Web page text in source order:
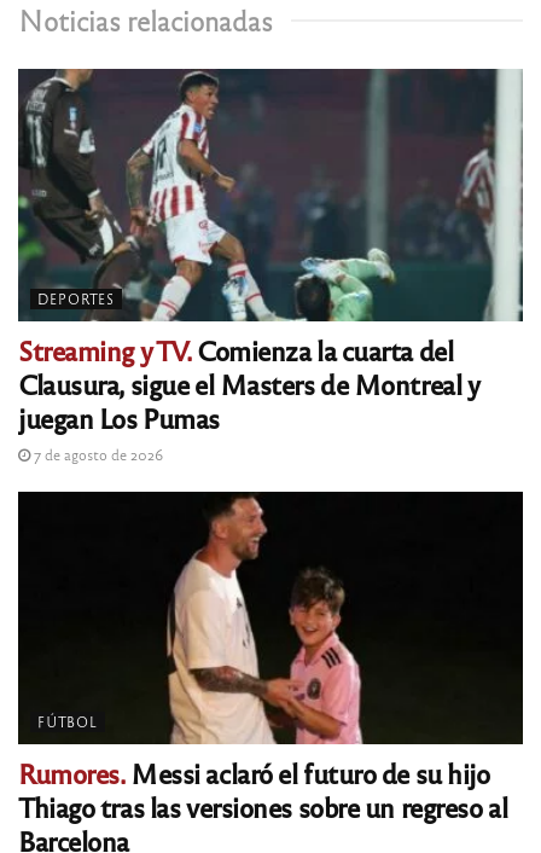
Noticias relacionadas
DEPORTES
Streaming y TV.Comienza la cuarta del
Clausura, sigue el Masters de Montreal y
juegan Los Pumas
7 de agosto de 2026
FÚTBOL
Rumores.Messi aclaró el futuro de su hijo
Thiago tras las versiones sobre un regreso al
Barcelona